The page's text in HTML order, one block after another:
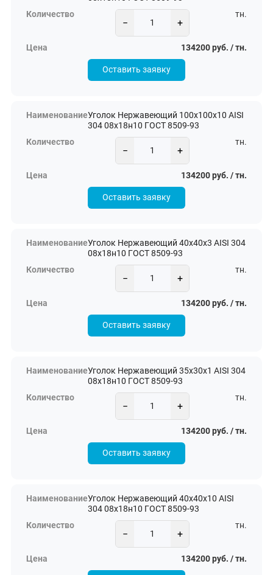
− +
тн.
134200 руб. / тн.
Оставить заявку
Уголок Нержавеющий 100х100х10 AISI
304 08х18н10 ГОСТ 8509-93
− +
тн.
134200 руб. / тн.
Оставить заявку
Уголок Нержавеющий 40х40х3 AISI 304
08х18н10 ГОСТ 8509-93
− +
тн.
134200 руб. / тн.
Оставить заявку
Уголок Нержавеющий 35х30х1 AISI 304
08х18н10 ГОСТ 8509-93
− +
тн.
134200 руб. / тн.
Оставить заявку
Уголок Нержавеющий 40х40х10 AISI
304 08х18н10 ГОСТ 8509-93
− +
тн.
134200 руб. / тн.